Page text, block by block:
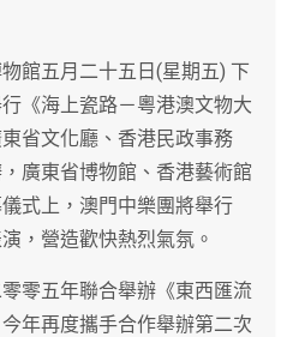
館五月二十五日(星期五) 下
《海上瓷路－粵港澳文物大
省文化廳、香港民政事務
廣東省博物館、香港藝術館
式上，澳門中樂團將舉行
，營造歡快熱烈氣氛。
零五年聯合舉辦《東西匯流
年再度攜手合作舉辦第二次